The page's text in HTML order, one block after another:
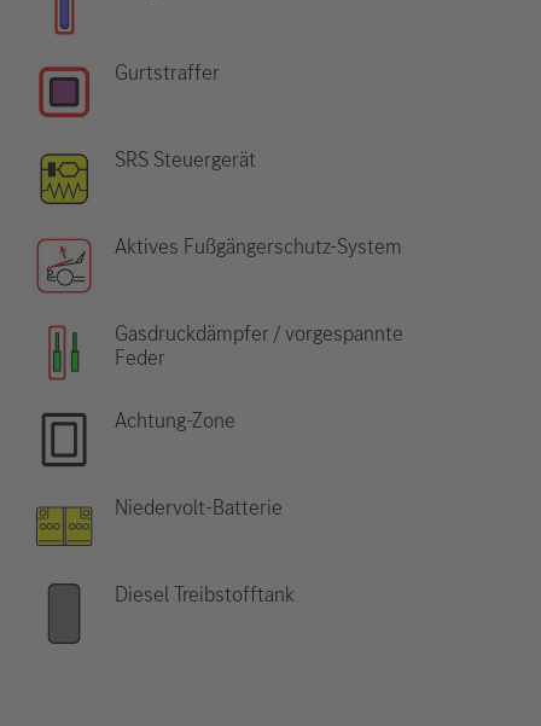
Gurtstraffer
SRS Steuergerät
Aktives Fußgängerschutz-System
Gasdruckdämpfer / vorgespannte
Feder
Achtung-Zone
Niedervolt-Batterie
Diesel Treibstofftank